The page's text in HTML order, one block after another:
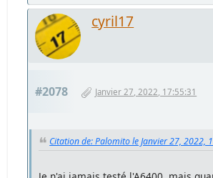
cyril17
#2078 Janvier 27, 2022, 17:55:31
Citation de: Palomito le Janvier 27, 2022,